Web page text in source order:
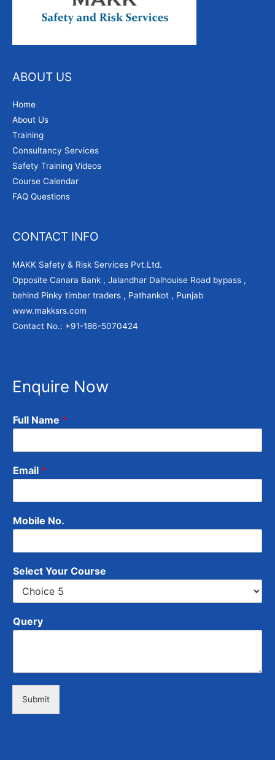
ABOUT US
Home
About Us
Training
Consultancy Services
Safety Training Videos
Course Calendar
FAQ Questions
CONTACT INFO
MAKK Safety & Risk Services Pvt.Ltd.
Opposite Canara Bank , Jalandhar Dalhouise Road bypass ,
behind Pinky timber traders , Pathankot , Punjab
www.makksrs.com
Contact No.: +91-186-5070424
Enquire Now
Full Name *
Email *
Mobile No.
Select Your Course
Query
Submit